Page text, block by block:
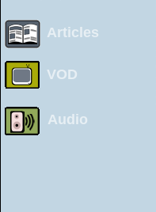
Articles
VOD
Audio